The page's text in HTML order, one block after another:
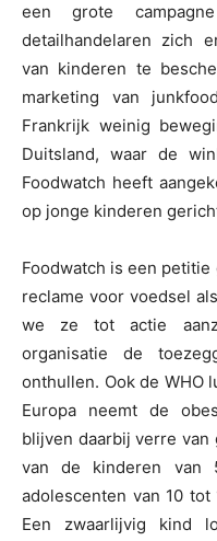
een grote
detailhandelaren zich
van kinderen te
marketing van
Frankrijk weinig
Duitsland, waar de
Foodwatch heeft
op jonge kinderen
Foodwatch is een
reclame voor voedsel
we ze tot actie
organisatie de
onthullen. Ook de WHO
Europa neemt de
blijven daarbij verre van
van de kinderen
adolescenten van 10
Een zwaarlijvig kind